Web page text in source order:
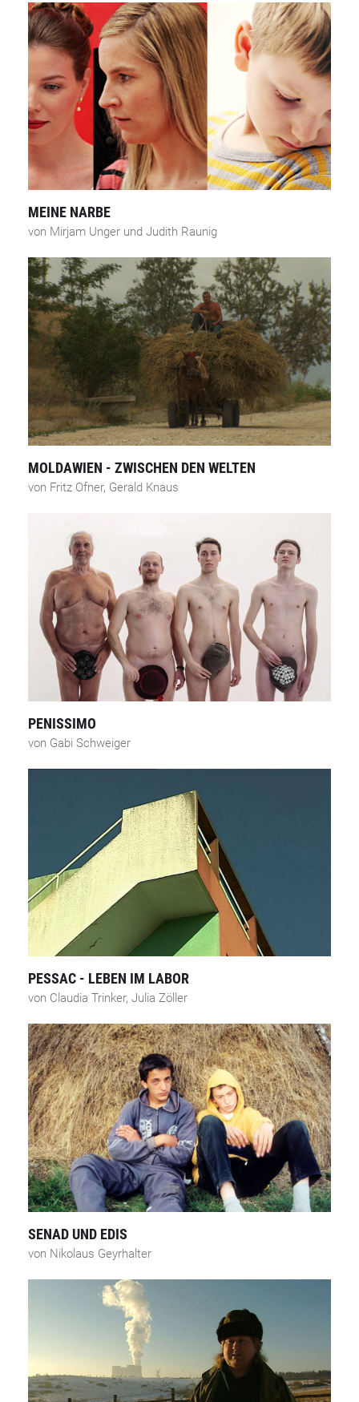
MEINE NARBE
von Mirjam Unger und Judith Raunig
MOLDAWIEN - ZWISCHEN DEN WELTEN
von Fritz Ofner, Gerald Knaus
PENISSIMO
von Gabi Schweiger
PESSAC - LEBEN IM LABOR
von Claudia Trinker, Julia Zöller
SENAD UND EDIS
von Nikolaus Geyrhalter